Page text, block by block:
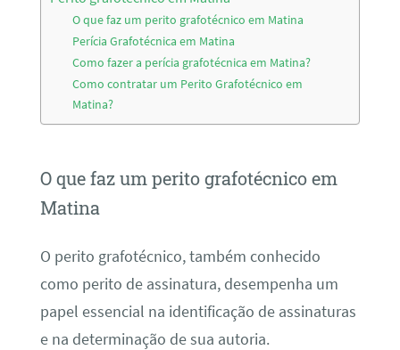
O que faz um perito grafotécnico em Matina
Perícia Grafotécnica em Matina
Como fazer a perícia grafotécnica em Matina?
Como contratar um Perito Grafotécnico em
Matina?
O que faz um perito grafotécnico em
Matina
O perito grafotécnico, também conhecido
como perito de assinatura, desempenha um
papel essencial na identificação de assinaturas
e na determinação de sua autoria.